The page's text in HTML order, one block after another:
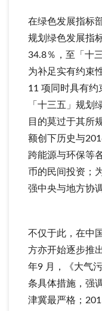
在绿色发展指标
规划绿色发展指
34.8％，至「十
为补足实有约束
11 项同时具有约
「十三五」规划
目的莫过于其所
额创下历史与
跨能源与环保等
币的民间投资；
强中央与地方协
不仅于此，在中
方亦开始逐步推
年9 月，《大气
条具体措施，强
津冀最严格；